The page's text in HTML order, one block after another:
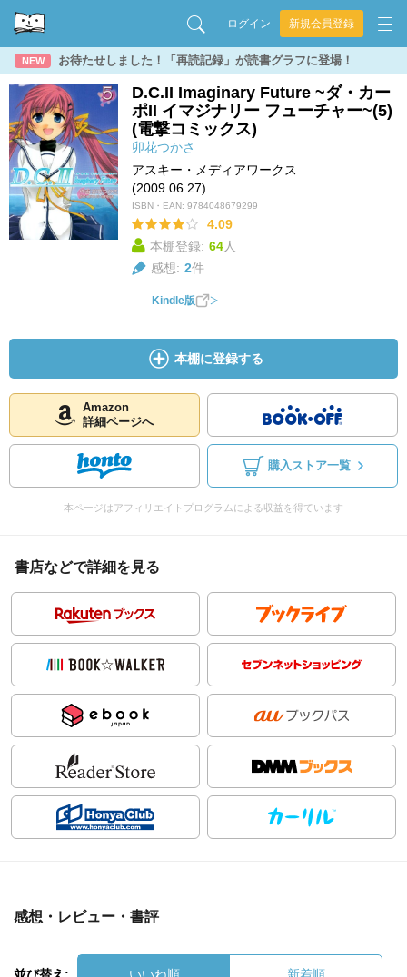
ログイン 新規会員登録
NEW お待たせしました！「再読記録」が読書グラフに登場！
D.C.II Imaginary Future ~ダ・カー
ポII イマジナリー フューチャー~(5)
(電撃コミックス)
卯花つかさ
アスキー・メディアワークス
(2009.06.27)
ISBN・EAN: 9784048679299
4.09
本棚登録: 64人
感想: 2件
Kindle版
本棚に登録する
Amazon
詳細ページへ
購入ストア一覧
本ページはアフィリエイトプログラムによる収益を得ています
書店などで詳細を見る
感想・レビュー・書評